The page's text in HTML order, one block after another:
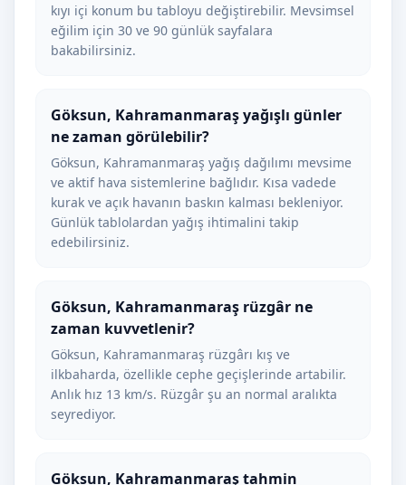
kıyı içi konum bu tabloyu değiştirebilir. Mevsimsel
eğilim için 30 ve 90 günlük sayfalara
bakabilirsiniz.
Göksun, Kahramanmaraş yağışlı günler
ne zaman görülebilir?
Göksun, Kahramanmaraş yağış dağılımı mevsime
ve aktif hava sistemlerine bağlıdır. Kısa vadede
kurak ve açık havanın baskın kalması bekleniyor.
Günlük tablolardan yağış ihtimalini takip
edebilirsiniz.
Göksun, Kahramanmaraş rüzgâr ne
zaman kuvvetlenir?
Göksun, Kahramanmaraş rüzgârı kış ve
ilkbaharda, özellikle cephe geçişlerinde artabilir.
Anlık hız 13 km/s. Rüzgâr şu an normal aralıkta
seyrediyor.
Göksun, Kahramanmaraş tahmin